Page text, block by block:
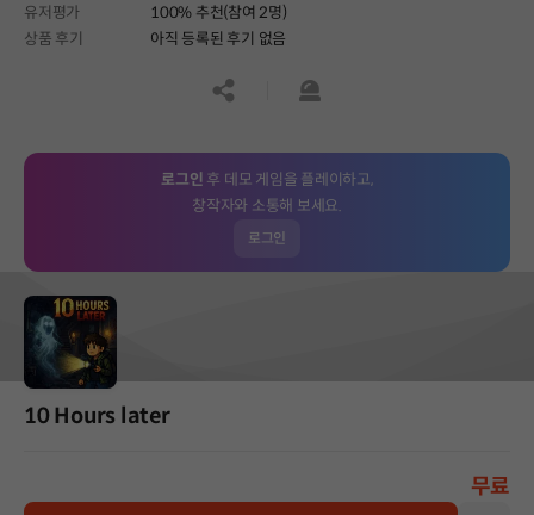
유저평가
100% 추천(참여 2명)
상품 후기
아직 등록된 후기 없음
공유하기신고하기
로그인 후 데모 게임을 플레이하고,
창작자와 소통해 보세요.
로그인
10 Hours later
무료